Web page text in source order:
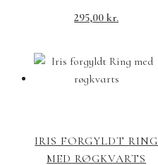
295,00kr.
IRIS FORGYLDT RING
MED RØGKVARTS